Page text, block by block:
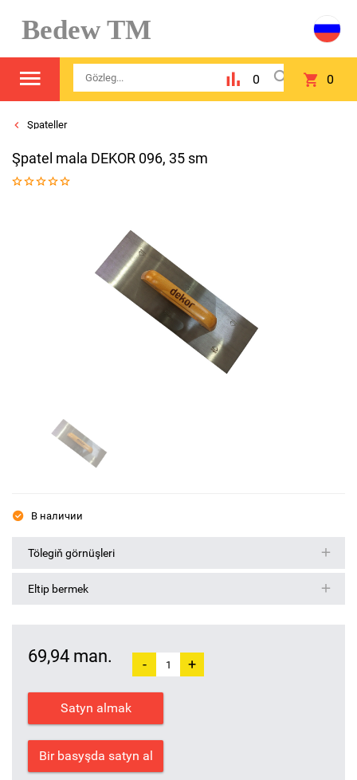
Bedew TM
0 0
Şpateller
Şpatel mala DEKOR 096, 35 sm
В наличии
Tölegiň görnüşleri
Eltip bermek
69,94 man. - +
Satyn almak
Bir basyşda satyn al